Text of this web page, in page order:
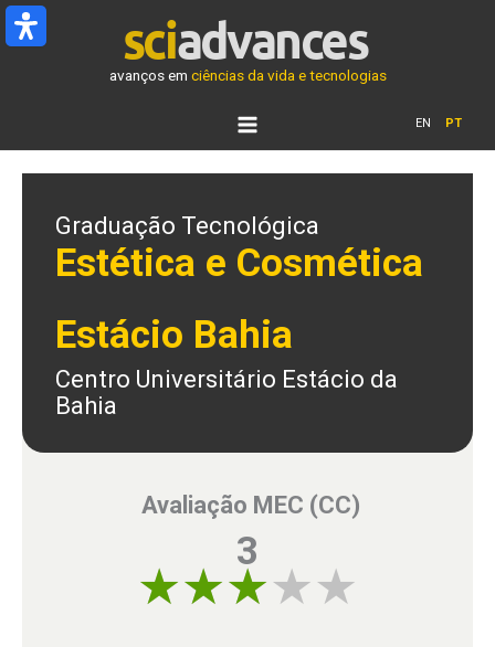
Ir
para
avanços em ciências da vida e tecnologias
EN PT
Graduação Tecnológica
Estética e Cosmética
Estácio Bahia
Centro Universitário Estácio da
Bahia
Avaliação MEC (CC)
3